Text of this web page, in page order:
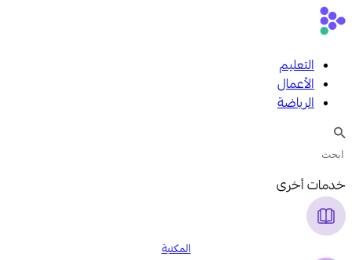
التعليم
الأعمال
الرياضة
خدمات أخرى
المكتبة